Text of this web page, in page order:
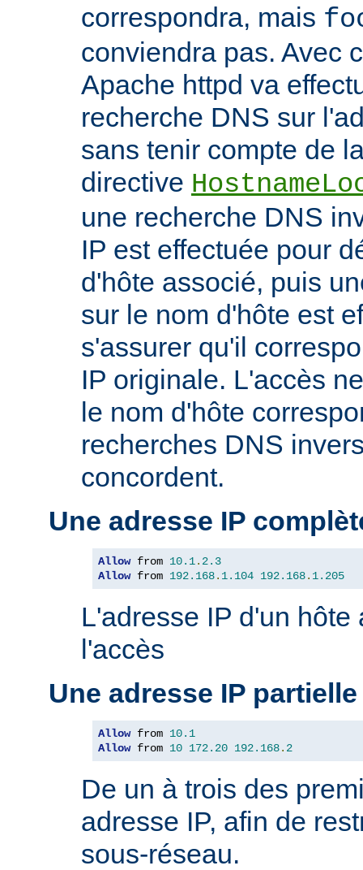
correspondra, mais
conviendra pas. Avec
Apache httpd va
recherche DNS sur
sans tenir compte de
directive
une recherche DNS
IP est effectuée pour
d'hôte associé, puis
sur le nom d'hôte est
s'assurer qu'il
IP originale. L'accès
le nom d'hôte
recherches DNS
concordent.
Une adresse IP
Allow from 10.1. 2.3
Allow from 192.168. 1.104 192.168. 1.205
L'adresse IP d'un
l'accès
Une adresse IP partielle
Allow from 10.1
Allow from 10 172.20 192.168. 2
De un à trois des
adresse IP, afin de
sous-réseau.